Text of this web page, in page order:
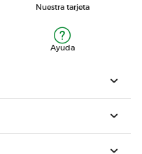
Nuestra tarjeta
Ayuda